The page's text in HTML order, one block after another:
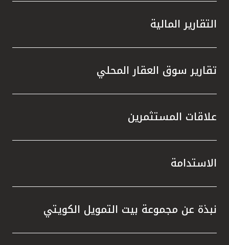
التقارير المالية
تقارير سوق العقار المحلي
علاقات المستثمرين
الاستدامة
نبذة عن مجموعة بيت التمويل الكويتي